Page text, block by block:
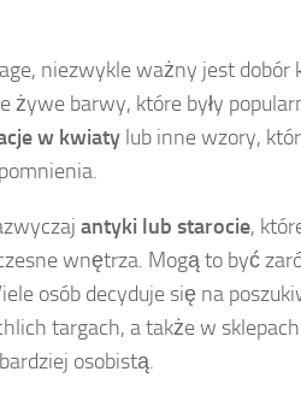
niezwykle ważny jest dobór
żywe barwy, które były
w kwiaty lub inne wzory,
antyki lub starocie,
wnętrza. Mogą to być
osób decyduje się na
targach, a także w
osobistą.